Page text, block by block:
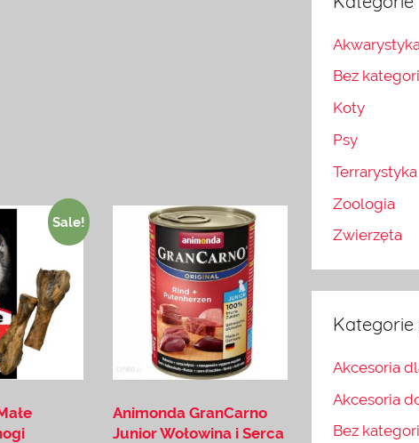
Sale!
Animonda GranCarno
Junior Wołowina i Serca
Bez
Koty
Psy
Terrarystyka
Zoologia
Zwierzęta
Akcesoria
Akcesoria
Bez